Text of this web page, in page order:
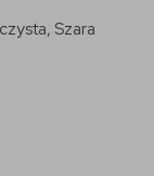
Szara